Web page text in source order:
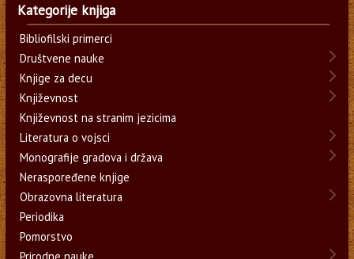
Kategorije knjiga
Bibliofilski primerci
Društvene nauke
Knjige za decu
Književnost
Književnost na stranim jezicima
Literatura o vojsci
Monografije gradova i država
Neraspoređene knjige
Obrazovna literatura
Periodika
Pomorstvo